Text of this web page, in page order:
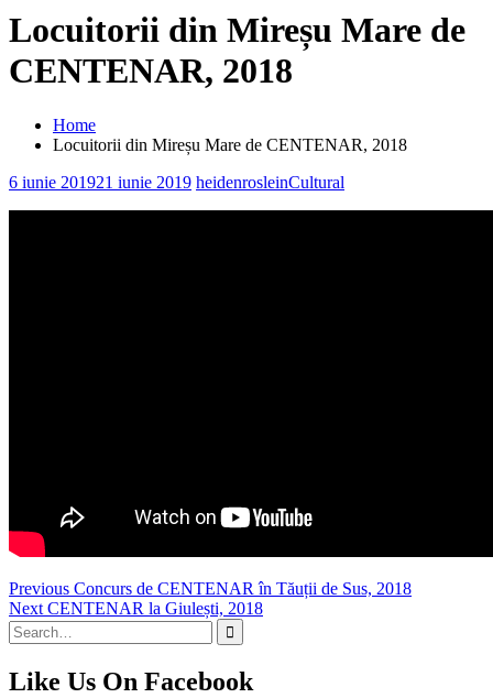
Locuitorii din Mireșu Mare de
CENTENAR, 2018
Home
Locuitorii din Mireșu Mare de CENTENAR, 2018
6 iunie 201921 iunie 2019 heidenrosleinCultural
Navigare
în
articole
Previous Previous
post:
Concurs de CENTENAR în Tăuții de Sus, 2018
Next Next
post:
CENTENAR la Giulești, 2018
Search
for:
Like Us On Facebook